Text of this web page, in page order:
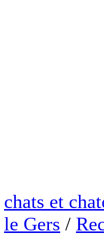
chats et
le Gers /